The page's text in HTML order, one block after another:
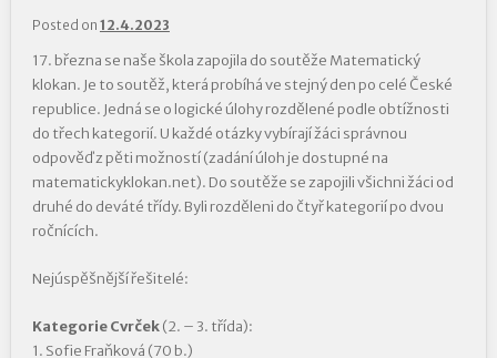
Posted on 12.4.2023
17. března se naše škola zapojila do soutěže Matematický
klokan. Je to soutěž, která probíhá ve stejný den po celé České
republice. Jedná se o logické úlohy rozdělené podle obtížnosti
do třech kategorií. U každé otázky vybírají žáci správnou
odpověď z pěti možností (zadání úloh je dostupné na
matematickyklokan.net). Do soutěže se zapojili všichni žáci od
druhé do deváté třídy. Byli rozděleni do čtyř kategorií po dvou
ročnících.
Nejúspěšnější řešitelé:
Kategorie Cvrček(2. – 3. třída):
1. Sofie Fraňková (70 b.)